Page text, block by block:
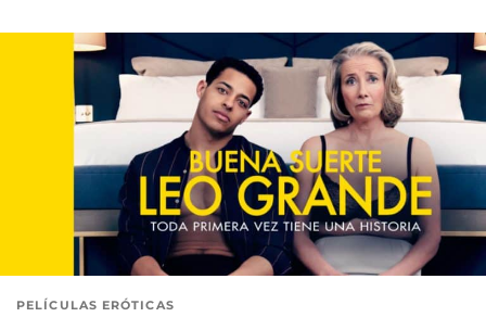
PELÍCULAS ERÓTICAS